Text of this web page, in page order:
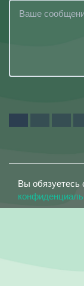
Вы обязуетесь